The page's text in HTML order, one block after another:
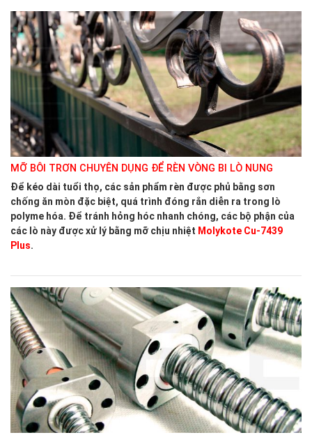
MỠ BÔI TRƠN CHUYÊN DỤNG ĐỂ RÈN VÒNG BI LÒ NUNG
Để kéo dài tuổi thọ, các sản phẩm rèn được phủ bằng sơn
chống ăn mòn đặc biệt, quá trình đóng rắn diễn ra trong lò
polyme hóa. Để tránh hỏng hóc nhanh chóng, các bộ phận của
các lò này được xử lý bằng mỡ chịu nhiệt Molykote Cu-7439
Plus.